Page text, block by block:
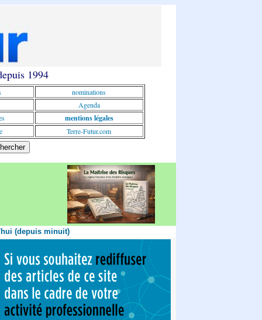
1994
nominations
Agenda
mentions légales
Terre-Futur.com
(depuis minuit)